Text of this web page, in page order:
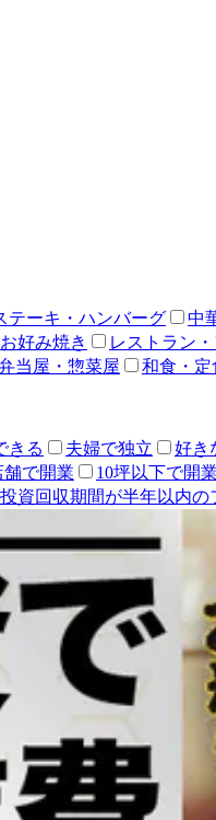
テーキ・ハンバーグ 中
好み焼き レストラン
当屋・惣菜屋 和食・定
きる 夫婦で独立 好き
舗で開業 10坪以下で開業
投資回収期間が半年以内の